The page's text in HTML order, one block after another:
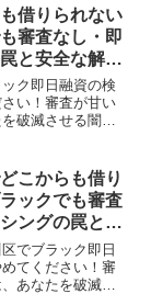
け、借金地獄か
験と確実な解決
借りられない
審査なし・即
と安全な解決
ック即日融資の検
い！審査が甘い
破滅させる闇金
金地獄から抜け
実な解決策を完
こからも借り
ックでも審査
ングの罠と安
でブラック即日
てください！審
あなたを破滅さ